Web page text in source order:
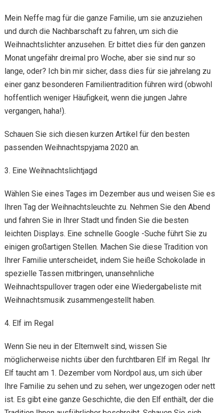
Mein Neffe mag für die ganze Familie, um sie anzuziehen
und durch die Nachbarschaft zu fahren, um sich die
Weihnachtslichter anzusehen. Er bittet dies für den ganzen
Monat ungefähr dreimal pro Woche, aber sie sind nur so
lange, oder? Ich bin mir sicher, dass dies für sie jahrelang zu
einer ganz besonderen Familientradition führen wird (obwohl
hoffentlich weniger Häufigkeit, wenn die jungen Jahre
vergangen, haha!).
Schauen Sie sich diesen kurzen Artikel für den besten
passenden Weihnachtspyjama 2020 an.
3. Eine Weihnachtslichtjagd
Wählen Sie eines Tages im Dezember aus und weisen Sie es
Ihren Tag der Weihnachtsleuchte zu. Nehmen Sie den Abend
und fahren Sie in Ihrer Stadt und finden Sie die besten
leichten Displays. Eine schnelle Google -Suche führt Sie zu
einigen großartigen Stellen. Machen Sie diese Tradition von
Ihrer Familie unterscheidet, indem Sie heiße Schokolade in
spezielle Tassen mitbringen, unansehnliche
Weihnachtspullover tragen oder eine Wiedergabeliste mit
Weihnachtsmusik zusammengestellt haben.
4. Elf im Regal
Wenn Sie neu in der Elternwelt sind, wissen Sie
möglicherweise nichts über den furchtbaren Elf im Regal. Ihr
Elf taucht am 1. Dezember vom Nordpol aus, um sich über
Ihre Familie zu sehen und zu sehen, wer ungezogen oder nett
ist. Es gibt eine ganze Geschichte, die den Elf enthält, der die